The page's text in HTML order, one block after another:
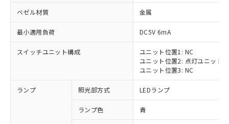
ベゼル材質 金属
最小適用負荷 DC5V 6mA
スイッチユニット構成
ユニット位置1: NC
ユニット位置2: 点灯ユニット
ユニット位置3: NC
ランプ 照光部方式 LEDランプ
ランプ色 青